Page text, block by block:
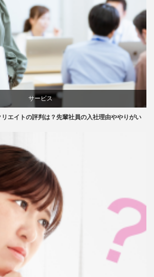
サービス
会社紹介
エイトの評判は？先輩社員の入社理由ややりがい